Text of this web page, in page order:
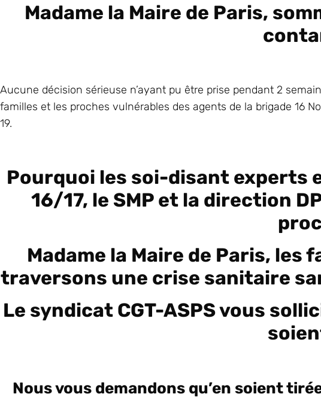
Madame la Maire de Paris,
Aucune décision sérieuse n’ayant pu être prise pendant 2
familles et les proches vulnérables des agents de la brigade 16
19.
Pourquoi les soi-disant experts
16/17, le SMP et la direction
Madame la Maire de Paris,
traversons une crise sanitaire
Le syndicat CGT-ASPS vous
Nous vous demandons qu’en soient